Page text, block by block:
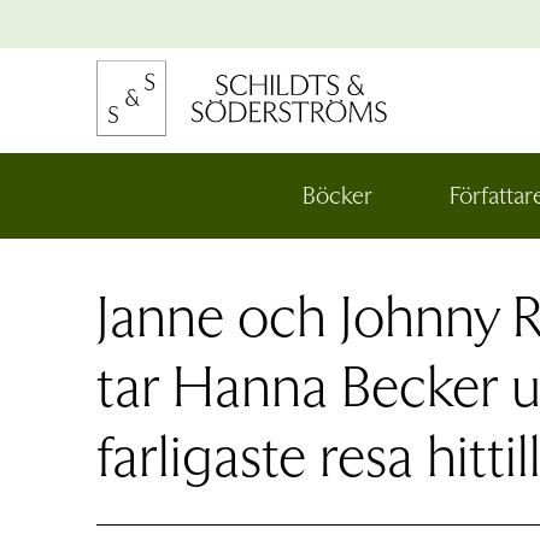
Böcker
den
Janne och Johnny
tar Hanna Becker
farligaste resa